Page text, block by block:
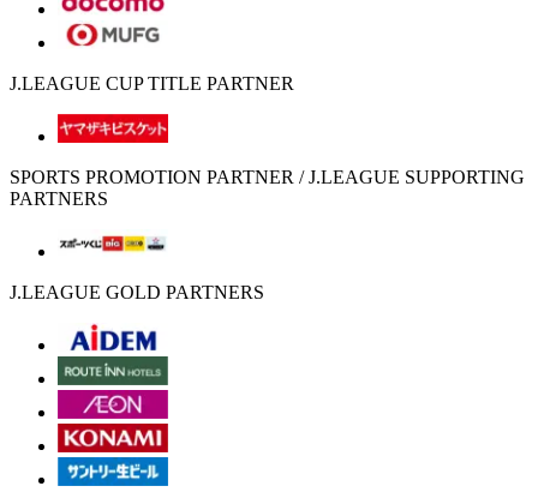
J.LEAGUE CUP TITLE PARTNER
SPORTS PROMOTION PARTNER / J.LEAGUE SUPPORTING
PARTNERS
J.LEAGUE GOLD PARTNERS